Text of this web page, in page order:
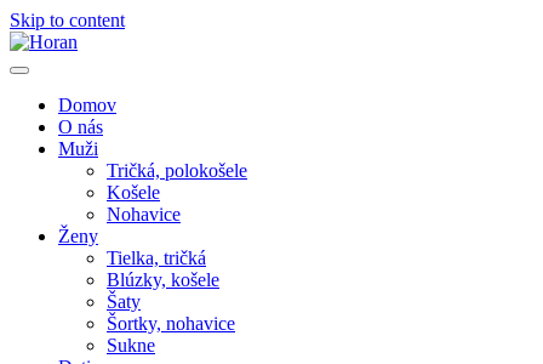
Skip to content
Domov
O nás
Muži
Tričká, polokošele
Košele
Nohavice
Ženy
Tielka, tričká
Blúzky, košele
Šaty
Šortky, nohavice
Sukne